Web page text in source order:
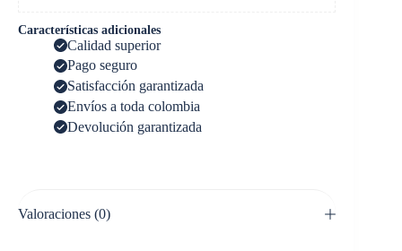
Características adicionales
Calidad superior
Pago seguro
Satisfacción garantizada
Envíos a toda colombia
Devolución garantizada
Valoraciones (0)